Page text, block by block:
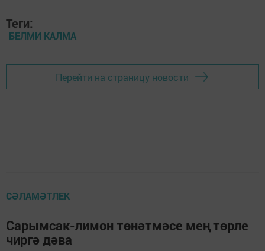
Теги:
БЕЛМИ КАЛМА
Перейти на страницу новости
СӘЛАМӘТЛЕК
Сарымсак-лимон төнәтмәсе мең төрле
чиргә дәва